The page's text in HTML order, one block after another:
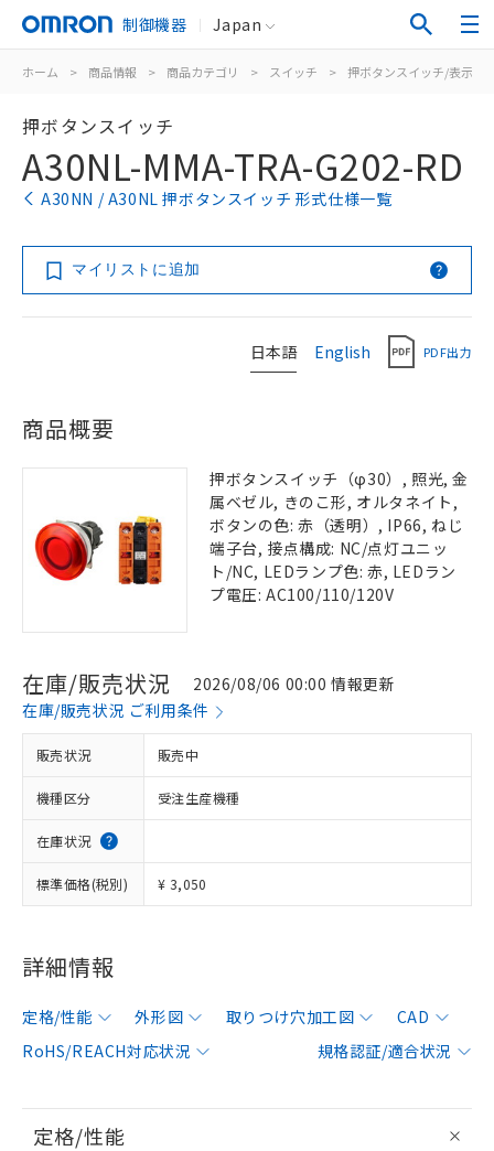
制御機器 Japan
ホーム > 商品情報 > 商品カテゴリ > スイッチ > 押ボタンスイッチ/表示灯
押ボタンスイッチ
A30NL-MMA-TRA-G202-RD
A30NN / A30NL 押ボタンスイッチ 形式仕様一覧
マイリストに追加
日本語 English PDF出力
商品概要
押ボタンスイッチ（φ30）, 照光, 金
属ベゼル, きのこ形, オルタネイト,
ボタンの色: 赤（透明）, IP66, ねじ
端子台, 接点構成: NC/点灯ユニッ
ト/NC, LEDランプ色: 赤, LEDラン
プ電圧: AC100/110/120V
在庫/販売状況
2026/08/06 00:00 情報更新
在庫/販売状況 ご利用条件
販売状況 販売中
機種区分 受注生産機種
在庫状況
標準価格(税別) ¥ 3,050
詳細情報
定格/性能 外形図 取りつけ穴加工図
CAD
RoHS/REACH対応状況
規格認証/適合状況
定格/性能